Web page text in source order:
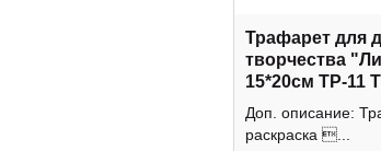
Трафарет для
творчества
15*20см ТР-11
Пчелка
Доп. описание:
раскраска ...